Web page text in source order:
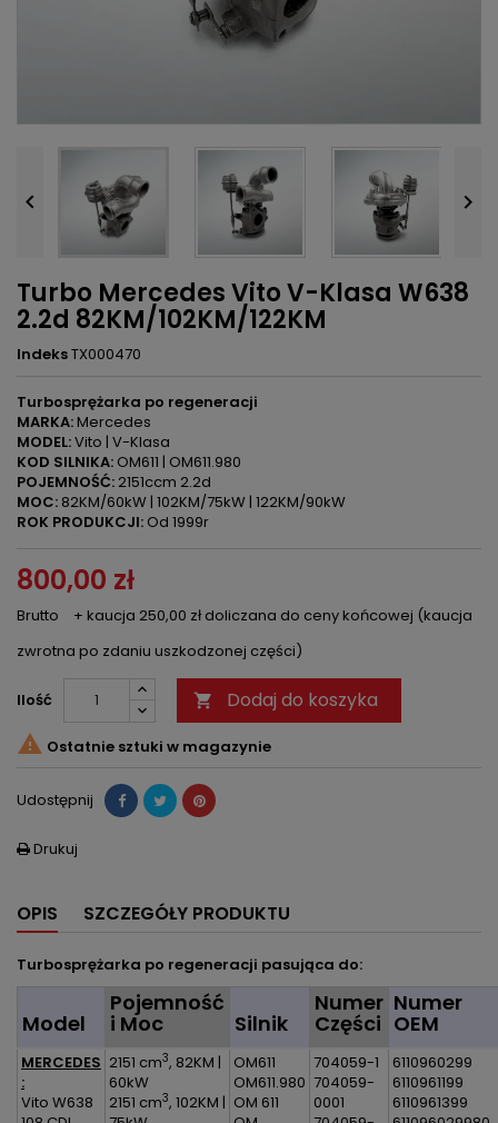
 
Turbo Mercedes Vito V-Klasa W638
2.2d 82KM/102KM/122KM
IndeksTX000470
Turbosprężarka po regeneracji
MARKA:Mercedes
MODEL:Vito | V-Klasa
KOD SILNIKA: OM611 | OM611.980
POJEMNOŚĆ: 2151ccm 2.2d
MOC: 82KM/60kW | 102KM/75kW | 122KM/90kW
ROK PRODUKCJI: Od 1999r
800,00 zł
Brutto
+ kaucja 250,00 zł doliczana do ceny końcowej (kaucja
zwrotna po zdaniu uszkodzonej części)
Ilość  Dodaj do koszyka
 Ostatnie sztuki w magazynie
Udostępnij
 Drukuj
OPIS SZCZEGÓŁY PRODUKTU
Turbosprężarka po regeneracji pasująca do:
Model
Pojemność
i Moc Silnik
Numer
Części
Numer
OEM
MERCEDES
:
Vito W638
2151 cm3, 82KM |
60kW
2151 cm3, 102KM |
OM611
OM611.980
OM 611
704059-1
704059-
0001
6110960299
6110961199
6110961399